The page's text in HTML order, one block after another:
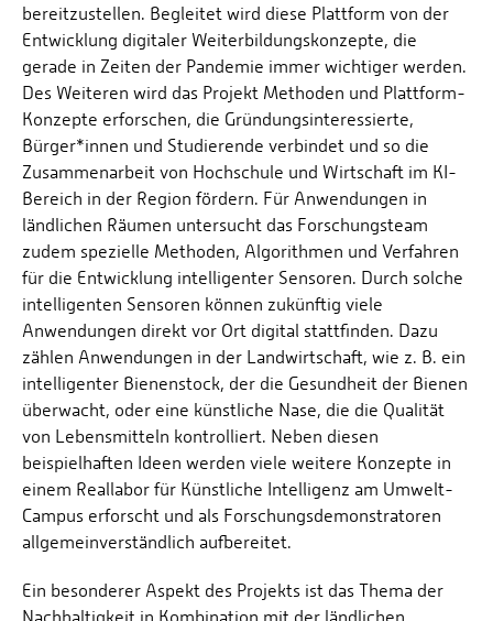
bereitzustellen. Begleitet wird diese Plattform von der
Entwicklung digitaler Weiterbildungskonzepte, die
gerade in Zeiten der Pandemie immer wichtiger werden.
Des Weiteren wird das Projekt Methoden und Plattform-
Konzepte erforschen, die Gründungsinteressierte,
Bürger*innen und Studierende verbindet und so die
Zusammenarbeit von Hochschule und Wirtschaft im KI-
Bereich in der Region fördern. Für Anwendungen in
ländlichen Räumen untersucht das Forschungsteam
zudem spezielle Methoden, Algorithmen und Verfahren
für die Entwicklung intelligenter Sensoren. Durch solche
intelligenten Sensoren können zukünftig viele
Anwendungen direkt vor Ort digital stattfinden. Dazu
zählen Anwendungen in der Landwirtschaft, wie z. B. ein
intelligenter Bienenstock, der die Gesundheit der Bienen
überwacht, oder eine künstliche Nase, die die Qualität
von Lebensmitteln kontrolliert. Neben diesen
beispielhaften Ideen werden viele weitere Konzepte in
einem Reallabor für Künstliche Intelligenz am Umwelt-
Campus erforscht und als Forschungsdemonstratoren
allgemeinverständlich aufbereitet.
Ein besonderer Aspekt des Projekts ist das Thema der